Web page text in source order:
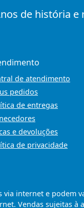
de história
de atendimento
pedidos
de entregas
e devoluções
de privacidade
internet e podem
Vendas sujeitas à